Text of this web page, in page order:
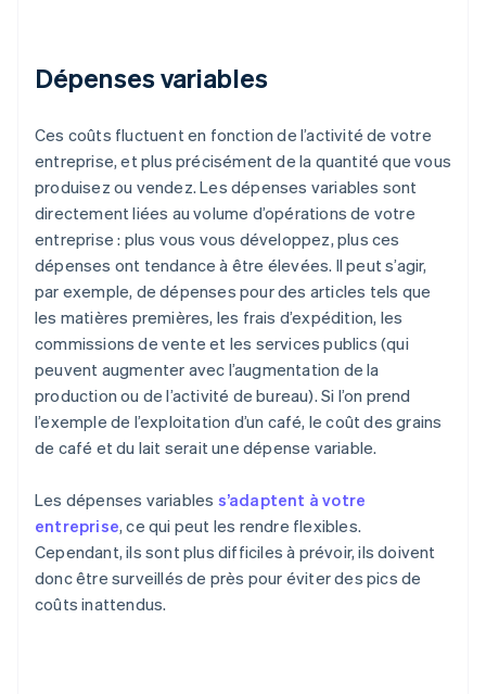
Dépenses variables
Ces coûts fluctuent en fonction de l’activité de votre
entreprise, et plus précisément de la quantité que vous
produisez ou vendez. Les dépenses variables sont
directement liées au volume d’opérations de votre
entreprise : plus vous vous développez, plus ces
dépenses ont tendance à être élevées. Il peut s’agir,
par exemple, de dépenses pour des articles tels que
les matières premières, les frais d’expédition, les
commissions de vente et les services publics (qui
peuvent augmenter avec l’augmentation de la
production ou de l’activité de bureau). Si l’on prend
l’exemple de l’exploitation d’un café, le coût des grains
de café et du lait serait une dépense variable.
Les dépenses variables s’adaptent à votre
entreprise, ce qui peut les rendre flexibles.
Cependant, ils sont plus difficiles à prévoir, ils doivent
donc être surveillés de près pour éviter des pics de
coûts inattendus.